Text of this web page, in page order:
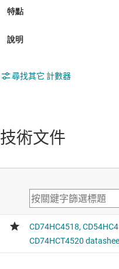
尋找其它 計數器
技術文件